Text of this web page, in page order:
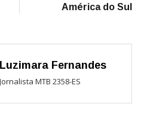
América do Sul
Luzimara Fernandes
Jornalista MTB 2358-ES